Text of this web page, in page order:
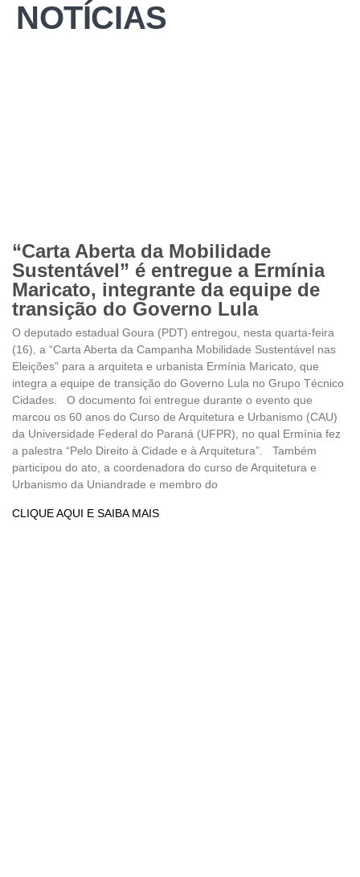
NOTÍCIAS
“Carta Aberta da Mobilidade
Sustentável” é entregue a Ermínia
Maricato, integrante da equipe de
transição do Governo Lula
O deputado estadual Goura (PDT) entregou, nesta quarta-feira
(16), a “Carta Aberta da Campanha Mobilidade Sustentável nas
Eleições” para a arquiteta e urbanista Ermínia Maricato, que
integra a equipe de transição do Governo Lula no Grupo Técnico
Cidades. O documento foi entregue durante o evento que
marcou os 60 anos do Curso de Arquitetura e Urbanismo (CAU)
da Universidade Federal do Paraná (UFPR), no qual Ermínia fez
a palestra “Pelo Direito à Cidade e à Arquitetura”. Também
participou do ato, a coordenadora do curso de Arquitetura e
Urbanismo da Uniandrade e membro do
CLIQUE AQUI E SAIBA MAIS